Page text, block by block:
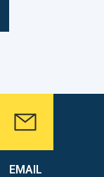
EMAIL